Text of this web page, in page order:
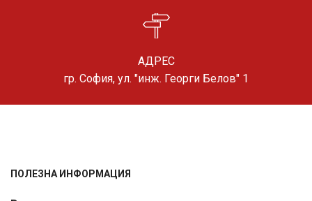
АДРЕС
гр. София, ул. "инж. Георги Белов" 1
ПОЛЕЗНА ИНФОРМАЦИЯ